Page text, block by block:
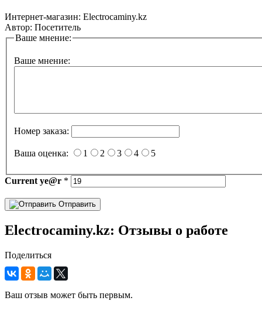
Интернет-магазин: Electrocaminy.kz
Автор: Посетитель
Ваше мнение:
Ваше мнение:
Номер заказа:
Ваша оценка: 1 2 3 4 5
Current ye@r *
Отправить
Electrocaminy.kz: Отзывы о работе
Поделиться
Ваш отзыв может быть первым.